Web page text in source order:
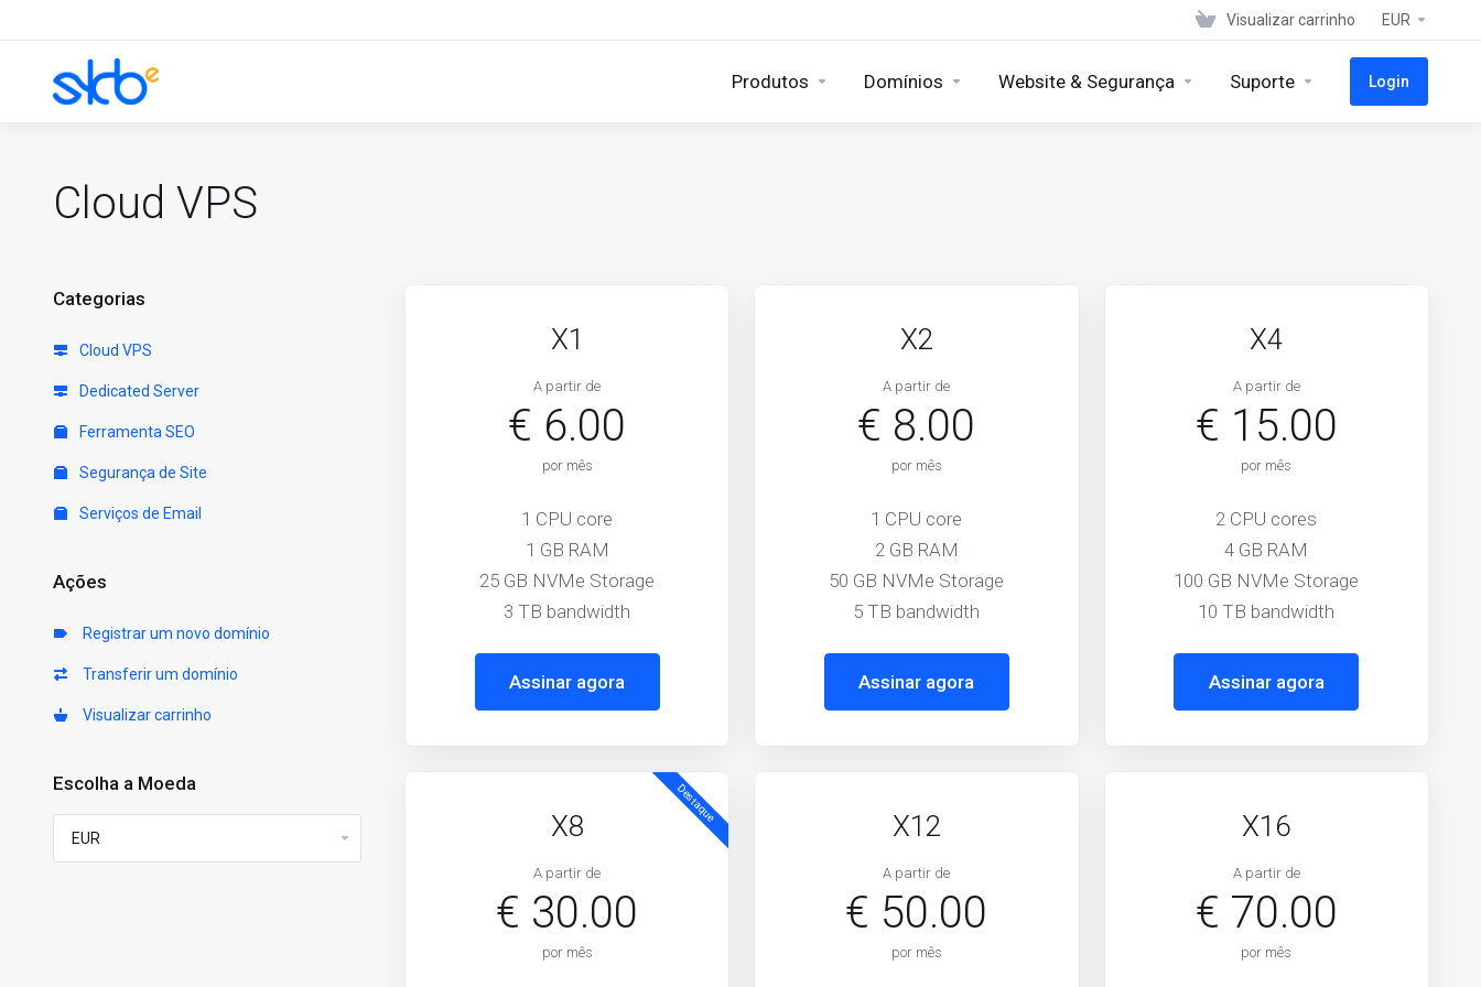
Visualizar carrinho EUR
Produtos Domínios Website & Segurança Suporte Login
Cloud VPS
Categorias
Cloud VPS
Dedicated Server
Ferramenta SEO
Segurança de Site
Serviços de Email
Ações
Registrar um novo domínio
Transferir um domínio
Visualizar carrinho
Escolha a Moeda
X1
A partir de
€ 6.00
por mês
1 CPU core
1 GB RAM
25 GB NVMe Storage
3 TB bandwidth
Assinar agora
X2
A partir de
€ 8.00
por mês
1 CPU core
2 GB RAM
50 GB NVMe Storage
5 TB bandwidth
Assinar agora
X4
A partir de
€ 15.00
por mês
2 CPU cores
4 GB RAM
100 GB NVMe Storage
10 TB bandwidth
Assinar agora
Destaque
X8
A partir de
€ 30.00
por mês
X12
A partir de
€ 50.00
por mês
X16
A partir de
€ 70.00
por mês